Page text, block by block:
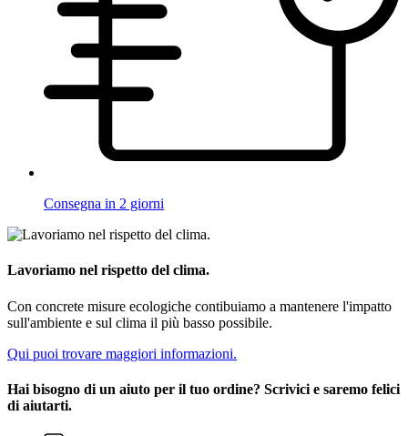
Consegna in 2 giorni
Lavoriamo nel rispetto del clima.
Con concrete misure ecologiche contibuiamo a mantenere l'impatto
sull'ambiente e sul clima il più basso possibile.
Qui puoi trovare maggiori informazioni.
Hai bisogno di un aiuto per il tuo ordine? Scrivici e saremo felici
di aiutarti.